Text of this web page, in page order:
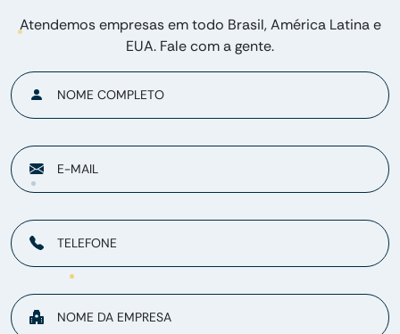
Atendemos empresas em todo Brasil, América Latina e
EUA. Fale com a gente.
NOME COMPLETO
E-MAIL
TELEFONE
NOME DA EMPRESA